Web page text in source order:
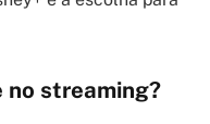
no streaming?